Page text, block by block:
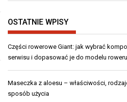
OSTATNIE WPISY
Części rowerowe Giant: jak wybrać
serwisu i dopasować je do modelu roweru
Maseczka z aloesu – właściwości,
sposób użycia